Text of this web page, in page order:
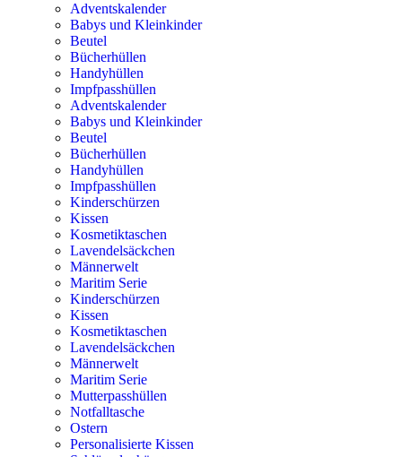
Adventskalender
Babys und Kleinkinder
Beutel
Bücherhüllen
Handyhüllen
Impfpasshüllen
Adventskalender
Babys und Kleinkinder
Beutel
Bücherhüllen
Handyhüllen
Impfpasshüllen
Kinderschürzen
Kissen
Kosmetiktaschen
Lavendelsäckchen
Männerwelt
Maritim Serie
Kinderschürzen
Kissen
Kosmetiktaschen
Lavendelsäckchen
Männerwelt
Maritim Serie
Mutterpasshüllen
Notfalltasche
Ostern
Personalisierte Kissen